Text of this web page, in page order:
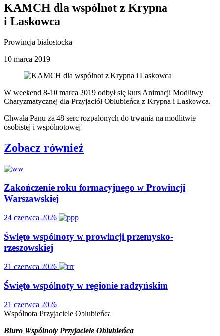
KAMCH dla wspólnot z Krypna
i Laskowca
Prowincja białostocka
10 marca 2019
W weekend 8-10 marca 2019 odbył się kurs Animacji Modlitwy
Charyzmatycznej dla Przyjaciół Oblubieńca z Krypna i Laskowca.
Chwała Panu za 48 serc rozpalonych do trwania na modlitwie
osobistej i wspólnotowej!
Zobacz również
Zakończenie roku formacyjnego w Prowincji
Warszawskiej
24 czerwca 2026
Święto wspólnoty w prowincji przemysko-
rzeszowskiej
21 czerwca 2026
Święto wspólnoty w regionie radzyńskim
21 czerwca 2026
Wspólnota Przyjaciele Oblubieńca
Biuro Wspólnoty Przyjaciele Oblubieńca